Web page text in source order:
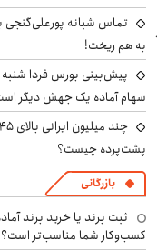
تماس شبانه پورعلی‌گنجی
به هم ریخت!
سهام آماده یک جهش دیگر
پشت‌پرده چیست؟
بازرگانی
ثبت برند یا خرید برند
کسب‌وکار شما مناسب‌تر است؟